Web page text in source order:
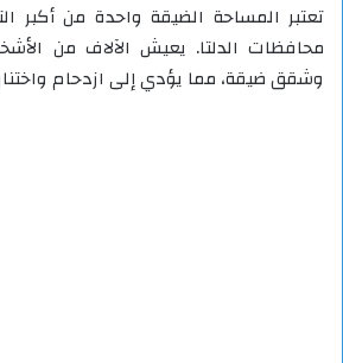
تعتبر المساحة الضيقة واحدة من أكبر
محافظات الدلتا. يعيش الآلاف من
وشقق ضيقة، مما يؤدي إلى ازدحام